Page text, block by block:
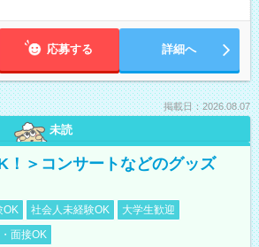
応募する 詳細へ
掲載日：2026.08.07
未読
！＞コンサートなどのグッズ
OK 社会人未経験OK
大学生歓迎
面接OK